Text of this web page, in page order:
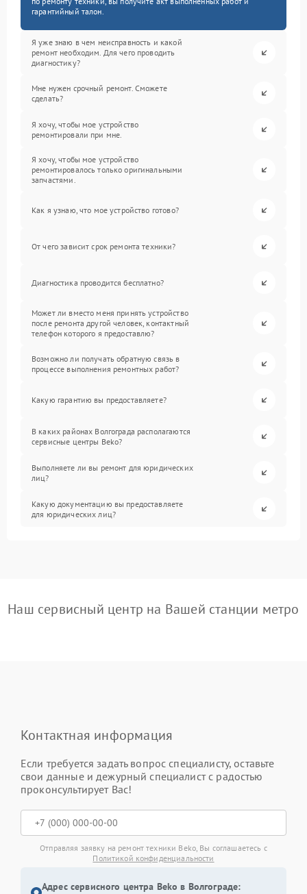
гарантийный талон.
Я уже знаю в чем неисправность и какой
ремонт необходим. Для чего проводить
диагностику?
Мне нужен срочный ремонт. Сможете
сделать?
Я хочу, чтобы мое устройство
ремонтировали при мне.
Я хочу, чтобы мое устройство
ремонтировалось только оригинальными
запчастями.
Как я узнаю, что мое устройство готово?
От чего зависит срок ремонта техники?
Диагностика проводится бесплатно?
Может ли вместо меня принять устройство
после ремонта другой человек, контактный
телефон которого я предоставлю?
Возможно ли получать обратную связь в
процессе выполнения ремонтных работ?
Какую гарантию вы предоставляете?
В каких районах Волгограда располагаются
сервисные центры Beko?
Выполняете ли вы ремонт для юридических
лиц?
Какую документацию вы предоставляете
для юридических лиц?
Наш сервисный центр на Вашей станции метро
Контактная информация
Если требуется задать вопрос специалисту, оставьте
свои данные и дежурный специалист с радостью
проконсультирует Вас!
Отправляя заявку на ремонт техники Beko, Вы соглашаетесь с
Политикой конфиденциальности
Адрес сервисного центра Beko в Волгограде: